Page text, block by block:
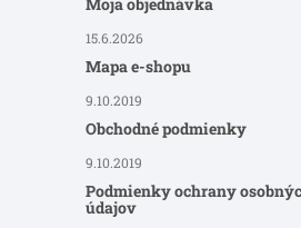
15.6.2026
Mapa e-shopu
9.10.2019
Obchodné podmienky
9.10.2019
Podmienky ochrany
údajov